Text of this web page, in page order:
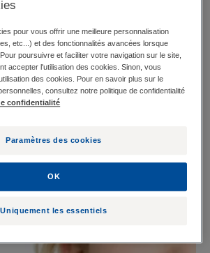
et de soin KERACNYL ont été
et des peaux à tendance acnéique,
aussi chez les adultes.
pour vous offrir une meilleure personnalisation
etc...) et des fonctionnalités avancées lorsque
poursuivre et faciliter votre navigation sur le site,
accepter l'utilisation des cookies. Sinon, vous
des cookies. Pour en savoir plus sur le
consultez notre politique de confidentialité
confidentialité
Paramètres des cookies
Uniquement les essentiels
OK